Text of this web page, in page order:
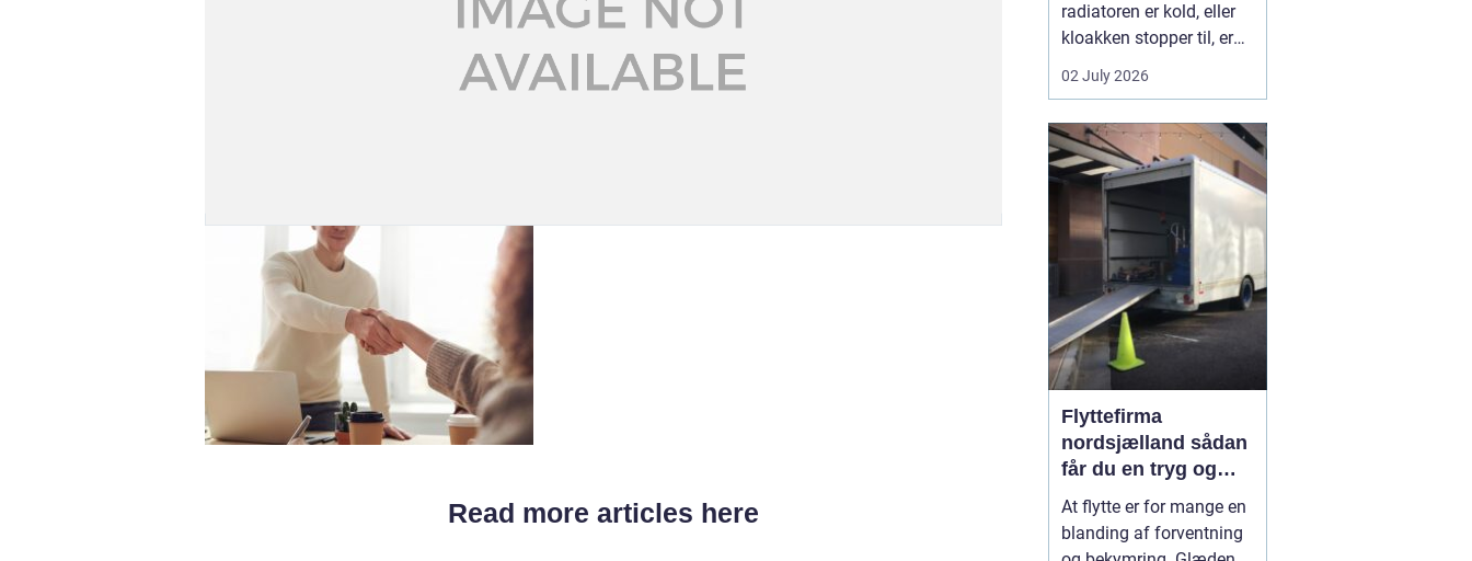
Read more articles here
radiatoren er kold, eller
kloakken stopper til, er
en dygtig VVS-installatør
ikke bare rar at have det
Faxe-området findes der
flere firmaer, der kan
hjælpe, men kvalitet,
responstid og rådgivning
varierer m...
02 July 2026
Flyttefirma
nordsjælland sådan
får du en tryg og
effektiv flytning
At flytte er for mange en
blanding af forventning